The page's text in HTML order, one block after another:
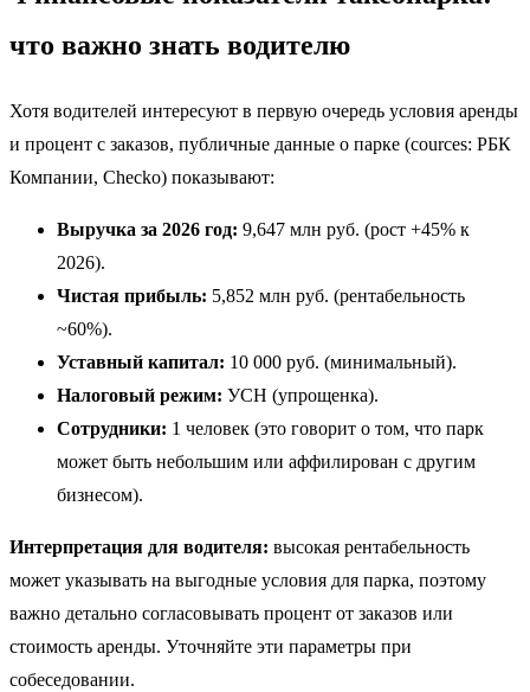
что важно знать водителю
Хотя водителей интересуют в первую очередь условия аренды
и процент с заказов, публичные данные о парке (сources: РБК
Компании, Checko) показывают:
Выручка за 2026 год: 9,647 млн руб. (рост +45% к
2026).
Чистая прибыль: 5,852 млн руб. (рентабельность
~60%).
Уставный капитал: 10 000 руб. (минимальный).
Налоговый режим: УСН (упрощенка).
Сотрудники: 1 человек (это говорит о том, что парк
может быть небольшим или аффилирован с другим
бизнесом).
Интерпретация для водителя: высокая рентабельность
может указывать на выгодные условия для парка, поэтому
важно детально согласовывать процент от заказов или
стоимость аренды. Уточняйте эти параметры при
собеседовании.